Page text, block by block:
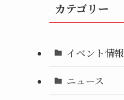
カテゴリー
イベント情報
ニュース